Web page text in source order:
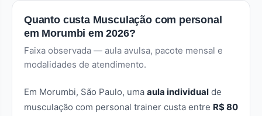
Quanto custa Musculação com personal
em Morumbi em 2026?
Faixa observada — aula avulsa, pacote mensal e
modalidades de atendimento.
Em Morumbi, São Paulo, uma aula individual de
musculação com personal trainer custa entre R$ 80